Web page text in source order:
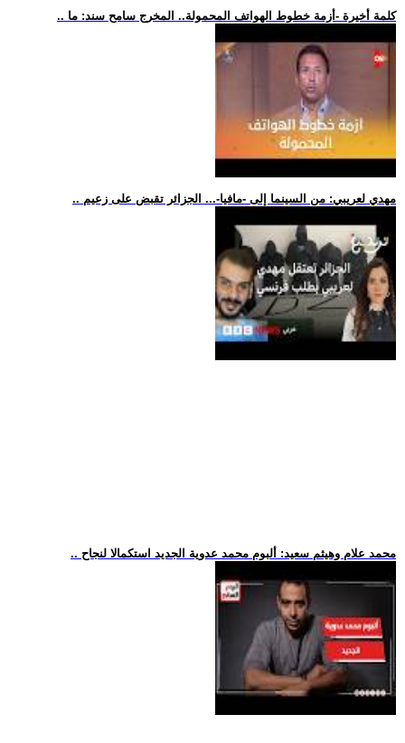
.. كلمة أخيرة -أزمة خطوط الهواتف المحمولة.. المخرج سامح سند: ما
.. مهدي لعريبي: من السينما إلى -مافيا-... الجزائر تقبض على زعيم
.. محمد علام وهيثم سعيد: ألبوم محمد عدوية الجديد استكمالا لنجاح